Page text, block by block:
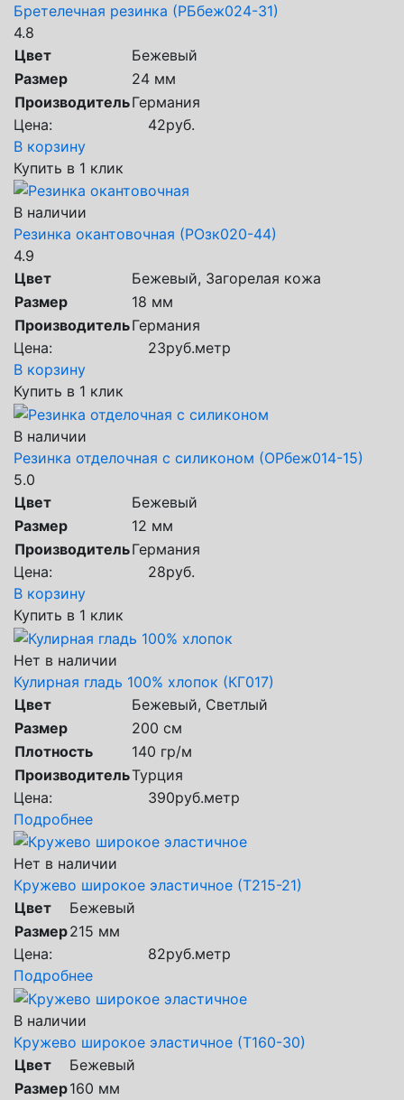
Бретелечная резинка (РБбеж024-31)
4.8
Цвет
Бежевый
Размер
24 мм
ПроизводительГермания
Цена:
42руб.
В корзину
Купить в 1 клик
В наличии
Резинка окантовочная (РОзк020-44)
4.9
Цвет
Бежевый, Загорелая кожа
Размер
18 мм
ПроизводительГермания
Цена:
23руб.метр
В корзину
Купить в 1 клик
В наличии
Резинка отделочная с силиконом (ОРбеж014-15)
5.0
Цвет
Бежевый
Размер
12 мм
ПроизводительГермания
Цена:
28руб.
В корзину
Купить в 1 клик
Нет в наличии
Кулирная гладь 100% хлопок (КГ017)
Цвет
Бежевый, Светлый
Размер
200 см
Плотность
140 гр/м
ПроизводительТурция
Цена:
390руб.метр
Подробнее
Нет в наличии
Кружево широкое эластичное (Т215-21)
Цвет
Бежевый
Размер215 мм
Цена:
82руб.метр
Подробнее
В наличии
Кружево широкое эластичное (Т160-30)
Цвет
Бежевый
Размер160 мм